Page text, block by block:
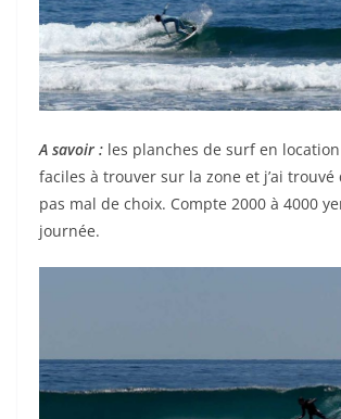
A savoir : les planches de surf en
faciles à trouver sur la zone et j’ai trouvé
pas mal de choix. Compte 2000 à 4000
journée.